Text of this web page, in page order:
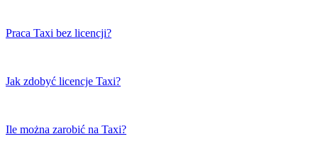
Praca Taxi bez licencji?
Jak zdobyć licencje Taxi?
Ile można zarobić na Taxi?